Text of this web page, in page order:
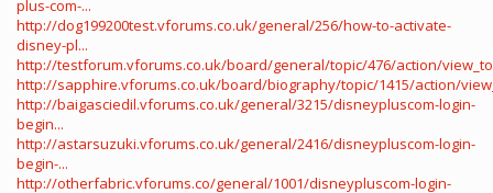
plus-com-...
http://dog199200test.vforums.co.uk/general/256/how-to-activate-
disney-pl...
http://testforum.vforums.co.uk/board/general/topic/476/action/
http://sapphire.vforums.co.uk/board/biography/topic/1415/action/
http://baigasciedil.vforums.co.uk/general/3215/disneypluscom-login-
begin...
http://astarsuzuki.vforums.co.uk/general/2416/disneypluscom-login-
begin-...
http://otherfabric.vforums.co/general/1001/disneypluscom-login-